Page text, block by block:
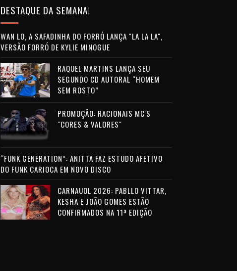
DESTAQUE DA SEMANA!
WAN LO, A SAFADINHA DO FORRÓ LANÇA "LA LA LA",
VERSÃO FORRÓ DE KYLIE MINOGUE
RAQUEL MARTINS LANÇA SEU
SEGUNDO CD AUTORAL “HOMEM
SEM ROSTO”
PROMOÇÃO: RACIONAIS MC'S
"CORES & VALORES"
“FUNK GENERATION”: ANITTA FAZ ESTUDO AFETIVO
DO FUNK CARIOCA EM NOVO DISCO
CARNAUOL 2026: PABLLO VITTAR,
KESHA E JOÃO GOMES ESTÃO
CONFIRMADOS NA 11ª EDIÇÃO